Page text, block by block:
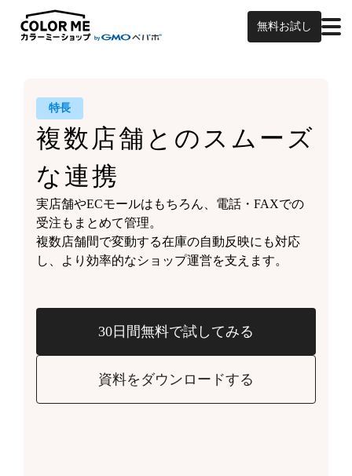
無料お試し
特長
複数店舗との スムーズ
な連携
実店舗やECモールはもちろん、 電話・FAXでの
受注もまとめて管理。
複数店舗間で変動する在庫の自動反映にも対応
し、 より効率的なショップ運営を支えます。
30日間無料で試してみる
資料をダウンロードする